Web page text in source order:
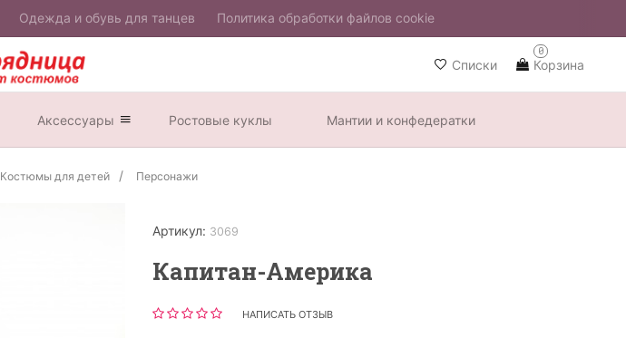
Одежда и обувь для танцев Политика обработки файлов cookie
Списки Корзина
0
Аксессуары Ростовые куклы Мантии и конфедератки
Костюмы для детей Персонажи
Артикул: 3069
Капитан-Америка
НАПИСАТЬ ОТЗЫВ